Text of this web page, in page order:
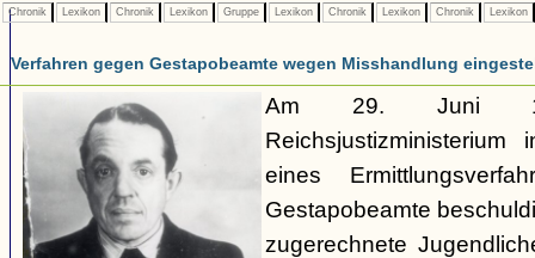
Chronik Lexikon Chronik Lexikon Gruppe Lexikon Chronik Lexikon Chronik Lexikon
Verfahren gegen Gestapobeamte wegen Misshandlung
Am 29. Juni
eines
Gestapobeamte
zugerechnete